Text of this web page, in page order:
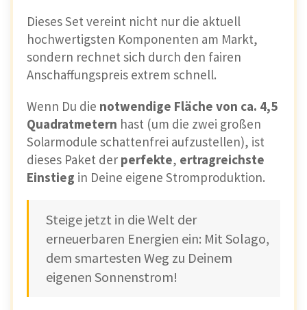
Dieses Set vereint nicht nur die aktuell
hochwertigsten Komponenten am Markt,
sondern rechnet sich durch den fairen
Anschaffungspreis extrem schnell.
Wenn Du die notwendige Fläche von ca. 4,5
Quadratmetern hast (um die zwei großen
Solarmodule schattenfrei aufzustellen), ist
dieses Paket der perfekte, ertragreichste
Einstieg in Deine eigene Stromproduktion.
Steige jetzt in die Welt der
erneuerbaren Energien ein: Mit Solago,
dem smartesten Weg zu Deinem
eigenen Sonnenstrom!